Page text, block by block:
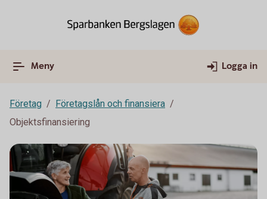
Meny Logga in
Företag
Företagslån och finansiera
Objektsfinansiering